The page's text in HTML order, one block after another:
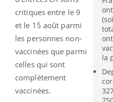
la
critiques entre le 9
et le 15 août parmi
les personnes non-
vaccinées que parmi
celles qui sont
complètement
vaccinées.